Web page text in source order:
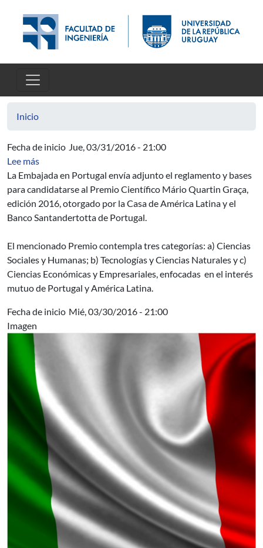
Inicio
Fecha de inicio Jue, 03/31/2016 - 21:00
Lee mássobre Embajada de Portugal - Premio Científico Mário
La Embajada en Portugal envía adjunto el reglamento y bases
para candidatarse al Premio Científico Mário Quartin Graça,
edición 2016, otorgado por la Casa de América Latina y el
Banco Santandertotta de Portugal.
El mencionado Premio contempla tres categorías: a) Ciencias
Sociales y Humanas; b) Tecnologías y Ciencias Naturales y c)
Ciencias Económicas y Empresariales, enfocadas en el interés
mutuo de Portugal y América Latina.
Fecha de inicio Mié, 03/30/2016 - 21:00
Imagen